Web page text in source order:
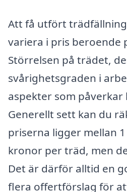
Att få utfört
variera i pris beroende
Störrelsen på trädet,
svårighetsgraden i
aspekter som påverkar
Generellt sett kan du
priserna ligger mellan 1
kronor per träd, men
Det är därför alltid en
flera offertförslag för